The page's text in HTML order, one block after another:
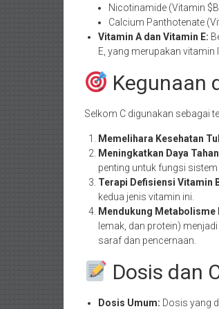
Nicotinamide (Vitamin
Calcium Panthotenate
Vitamin A dan Vitamin E:
E, yang merupakan
Kegunaan
Selkom C digunakan sebagai
Memelihara Kesehatan
Meningkatkan Daya
penting untuk fungsi sistem
Terapi Defisiensi Vitamin
kedua jenis vitamin ini.
Mendukung Metabolisme
lemak, dan protein)
saraf dan pencernaan.
Dosis dan
Dosis Umum: Dosis yang